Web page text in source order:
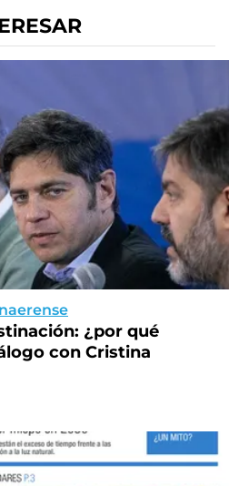
¿por qué
con Cristina